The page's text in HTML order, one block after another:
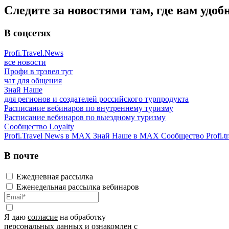
Следите за новостями там, где вам
В соцсетях
Profi.Travel.News
все новости
Профи в трэвел тут
чат для общения
Знай Наше
для регионов и создателей российского турпродукта
Расписание вебинаров по внутреннему туризму
Расписание вебинаров по выездному туризму
Сообщество Loyalty
Profi.Travel News в MAX Знай Наше в MAX Сообщество
В почте
Ежедневная рассылка
Еженедельная рассылка вебинаров
Я даю согласие на обработку
персональных данных и ознакомлен с